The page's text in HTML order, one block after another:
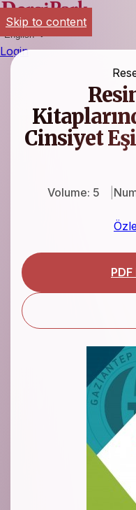
English
Login
Cinsiyet
Volume: 5
Skip to content